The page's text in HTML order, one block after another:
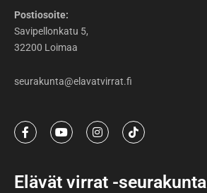
Postiosoite:
Savipellonkatu 5,
32200 Loimaa
seurakunta@elavatvirrat.fi
F
a
b
o
Y
o
b
I
n
g
T
i
k
Elävät virrat -seurakunta